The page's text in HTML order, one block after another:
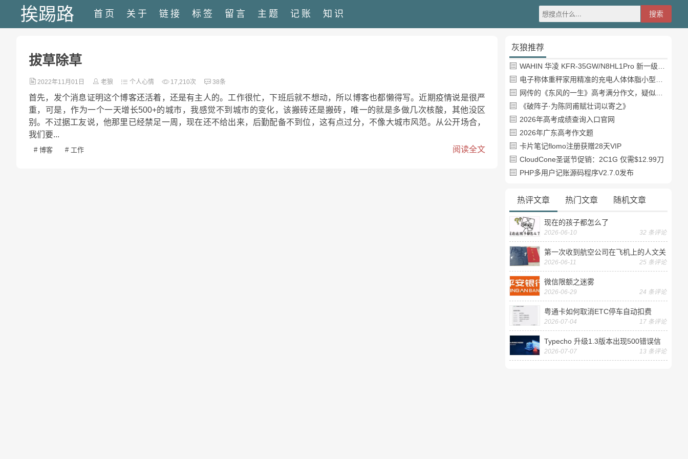
挨踢路 首页 关于 链接 标签 留言 主题 记账 知识
拔草除草
2022年11月01日 老狼 个人心情 17,210次 38条
首先，发个消息证明这个博客还活着，还是有主人的。工作很忙，下班后就不想动，所以博客也都懒得写。近期疫情说是很严
重，可是，作为一个一天增长500+的城市，我感觉不到城市的变化，该搬砖还是搬砖，唯一的就是多做几次核酸，其他没区
别。不过据工友说，他那里已经禁足一周，现在还不给出来，后勤配备不到位，这有点过分，不像大城市风范。从公开场合，
我们要...
阅读全文
# 博客 # 工作
灰狼推荐
WAHIN 华凌 KFR-35GW/N8HL1Pro 新一级能效 壁挂式空调 1.5匹
电子称体重秤家用精准的充电人体体脂小型称重支持HUAWEI HiLink
网传的《东风的一生》高考满分作文，疑似自媒体或其他渠道炒作
《破阵子·为陈同甫赋壮词以寄之》
2026年高考成绩查询入口官网
2026年广东高考作文题
卡片笔记flomo注册获赠28天VIP
CloudCone圣诞节促销：2C1G 仅需$12.99刀
PHP多用户记账源码程序V2.7.0发布
热评文章 热门文章 随机文章
现在的孩子都怎么了
2026-06-10 32 条评论
第一次收到航空公司在飞机上的人文关
怀——送生日贺卡
2026-06-11 25 条评论
微信限额之迷雾
2026-06-29 24 条评论
粤通卡如何取消ETC停车自动扣费
2026-07-04 17 条评论
Typecho 升级1.3版本出现500错误信
息
2026-07-07 13 条评论